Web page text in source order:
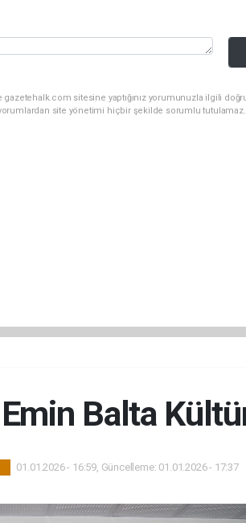
sitesine yaptığınız yorumunuzla ilgili
site yönetimi hiçbir şekilde sorumlu tutulamaz.
Balta
01.01.2026 - 16:59, Güncelleme: 01.01.2026 - 17:37